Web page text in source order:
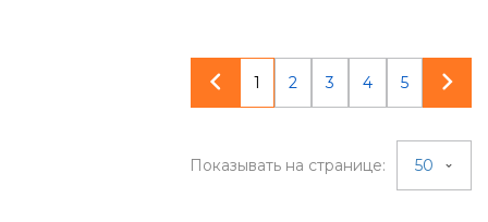
1 2 3 4 5
Показывать на странице: 50